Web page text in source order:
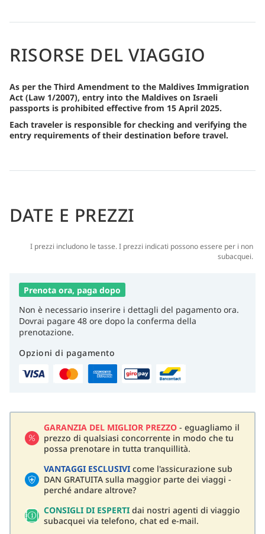
piattaforma per tuffarti in acqua e un bel ponte superiore
per goderti la vista
RISORSE DEL VIAGGIO
As per the Third Amendment to the Maldives Immigration
Act (Law 1/2007), entry into the Maldives on Israeli
passports is prohibited effective from 15 April 2025.
Each traveler is responsible for checking and verifying the
entry requirements of their destination before travel.
DATE E PREZZI
I prezzi includono le tasse. I prezzi indicati possono essere per i non
subacquei.
Prenota ora, paga dopo
Non è necessario inserire i dettagli del pagamento ora.
Dovrai pagare 48 ore dopo la conferma della
prenotazione.
Opzioni di pagamento
GARANZIA DEL MIGLIOR PREZZO - eguagliamo il
prezzo di qualsiasi concorrente in modo che tu
possa prenotare in tutta tranquillità.
VANTAGGI ESCLUSIVI come l'assicurazione sub
DAN GRATUITA sulla maggior parte dei viaggi -
perché andare altrove?
CONSIGLI DI ESPERTI dai nostri agenti di viaggio
subacquei via telefono, chat ed e-mail.